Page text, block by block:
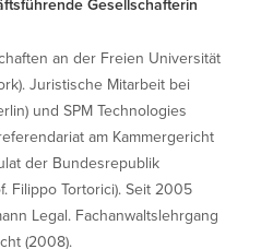
Gesellschafterin
an der Freien Universität
Juristische Mitarbeit bei
und SPM Technologies
am Kammergericht
der Bundesrepublik
Filippo Tortorici). Seit 2005
Legal. Fachanwaltslehrgang
(2008).